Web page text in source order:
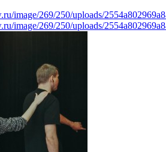
image/269/250/uploads/
image/269/250/uploads/